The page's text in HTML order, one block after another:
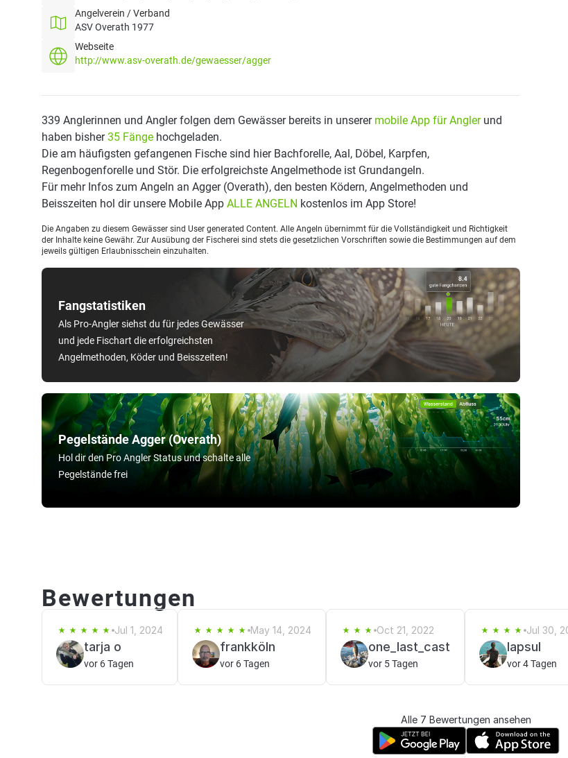
Angelverein / Verband
ASV Overath 1977
Webseite
http://www.asv-overath.de/gewaesser/agger
Pegelstände Agger (Overath)
Hol dir den Pro Angler Status und schalte alle
Pegelstände frei
Fangstatistiken
Als Pro-Angler siehst du für jedes Gewässer
und jede Fischart die erfolgreichsten
Angelmethoden, Köder und Beisszeiten!
339 Anglerinnen und Angler folgen dem Gewässer bereits in unserer mobile App für Anglerund
haben bisher35 Fänge hochgeladen.
Die am häufigsten gefangenen Fische sind hier Bachforelle, Aal, Döbel, Karpfen,
Regenbogenforelle und Stör. Die erfolgreichste Angelmethode ist Grundangeln.
Für mehr Infos zum Angeln an Agger (Overath), den besten Ködern, Angelmethoden und
Beisszeiten hol dir unsere Mobile App ALLE ANGELN kostenlos im App Store!
Die Angaben zu diesem Gewässer sind User generated Content. Alle Angeln übernimmt für die Vollständigkeit und Richtigkeit
der Inhalte keine Gewähr. Zur Ausübung der Fischerei sind stets die gesetzlichen Vorschriften sowie die Bestimmungen auf dem
jeweils gültigen Erlaubnisschein einzuhalten.
Bewertungen
Jul 1, 2024
tarja o
vor 6 Tagen
May 14, 2024
frankköln
vor 6 Tagen
Oct 21, 2022
one_last_cast
vor 5 Tagen
Jul 30,
lapsul
vor 4 Tagen
Alle 7 Bewertungen ansehen